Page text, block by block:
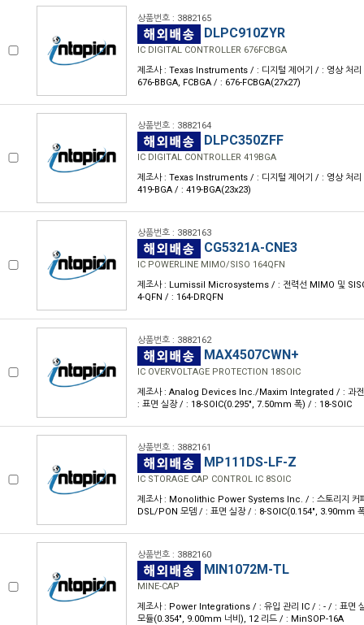
상품번호 : 3882165
DLPC910ZYR
IC DIGITAL CONTROLLER 676FCBGA
제조사 : Texas Instruments / : 디지털 제어기 / : 영상 처리
676-BBGA, FCBGA / : 676-FCBGA(27x27)
상품번호 : 3882164
DLPC350ZFF
IC DIGITAL CONTROLLER 419BGA
제조사 : Texas Instruments / : 디지털 제어기 / : 영상 처리
419-BGA / : 419-BGA(23x23)
상품번호 : 3882163
CG5321A-CNE3
IC POWERLINE MIMO/SISO 164QFN
제조사 : Lumissil Microsystems / : 전력선 MIMO 및
4-QFN / : 164-DRQFN
상품번호 : 3882162
MAX4507CWN+
IC OVERVOLTAGE PROTECTION 18SOIC
제조사 : Analog Devices Inc./Maxim Integrated / : 과전
: 표면 실장 / : 18-SOIC(0.295", 7.50mm 폭) / : 18-SOIC
상품번호 : 3882161
MP111DS-LF-Z
IC STORAGE CAP CONTROL IC 8SOIC
제조사 : Monolithic Power Systems Inc. / : 스토리지 커
DSL/PON 모뎀 / : 표면 실장 / : 8-SOIC(0.154", 3.90mm
상품번호 : 3882160
MIN1072M-TL
MINE-CAP
제조사 : Power Integrations / : 유입 관리 IC / : - / : 표면
모듈(0.354", 9.00mm 너비), 12 리드 / : MinSOP-16A